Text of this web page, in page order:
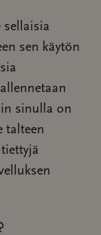
sellaisia
sen käytön
sinulla on
talteen